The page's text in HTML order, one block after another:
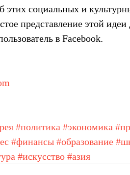
этих социальных и
представление этой
в Facebook.
#политика #экономика
#финансы #образование
#искусство #азия